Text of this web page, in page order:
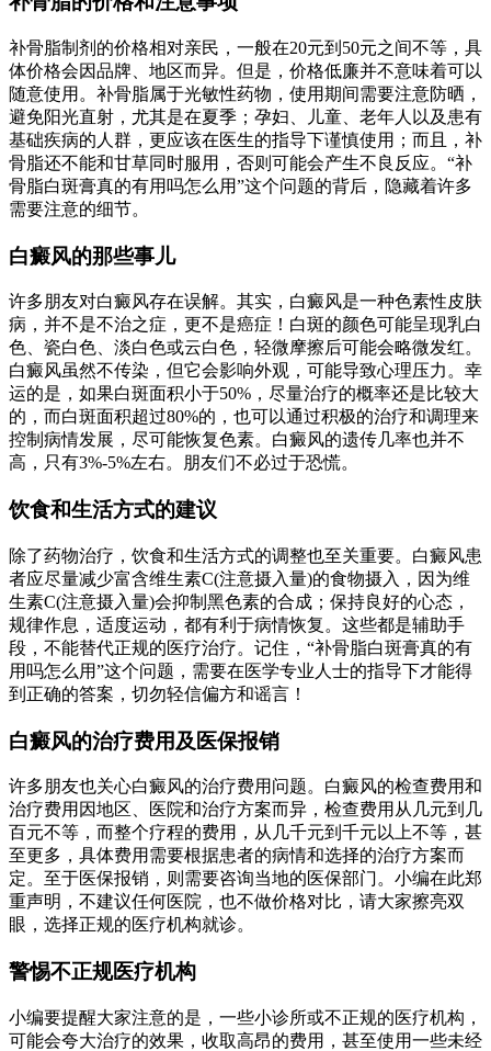
补骨脂制剂的价格相对亲民，一般在20元到50元之间不等，具
体价格会因品牌、地区而异。但是，价格低廉并不意味着可以
随意使用。补骨脂属于光敏性药物，使用期间需要注意防晒，
避免阳光直射，尤其是在夏季；孕妇、儿童、老年人以及患有
基础疾病的人群，更应该在医生的指导下谨慎使用；而且，补
骨脂还不能和甘草同时服用，否则可能会产生不良反应。“补
骨脂白斑膏真的有用吗怎么用”这个问题的背后，隐藏着许多
需要注意的细节。
白癜风的那些事儿
许多朋友对白癜风存在误解。其实，白癜风是一种色素性皮肤
病，并不是不治之症，更不是癌症！白斑的颜色可能呈现乳白
色、瓷白色、淡白色或云白色，轻微摩擦后可能会略微发红。
白癜风虽然不传染，但它会影响外观，可能导致心理压力。幸
运的是，如果白斑面积小于50%，尽量治疗的概率还是比较大
的，而白斑面积超过80%的，也可以通过积极的治疗和调理来
控制病情发展，尽可能恢复色素。白癜风的遗传几率也并不
高，只有3%-5%左右。朋友们不必过于恐慌。
饮食和生活方式的建议
除了药物治疗，饮食和生活方式的调整也至关重要。白癜风患
者应尽量减少富含维生素C(注意摄入量)的食物摄入，因为维
生素C(注意摄入量)会抑制黑色素的合成；保持良好的心态，
规律作息，适度运动，都有利于病情恢复。这些都是辅助手
段，不能替代正规的医疗治疗。记住，“补骨脂白斑膏真的有
用吗怎么用”这个问题，需要在医学专业人士的指导下才能得
到正确的答案，切勿轻信偏方和谣言！
白癜风的治疗费用及医保报销
许多朋友也关心白癜风的治疗费用问题。白癜风的检查费用和
治疗费用因地区、医院和治疗方案而异，检查费用从几元到几
百元不等，而整个疗程的费用，从几千元到千元以上不等，甚
至更多，具体费用需要根据患者的病情和选择的治疗方案而
定。至于医保报销，则需要咨询当地的医保部门。小编在此郑
重声明，不建议任何医院，也不做价格对比，请大家擦亮双
眼，选择正规的医疗机构就诊。
警惕不正规医疗机构
小编要提醒大家注意的是，一些小诊所或不正规的医疗机构，
可能会夸大治疗的效果，收取高昂的费用，甚至使用一些未经